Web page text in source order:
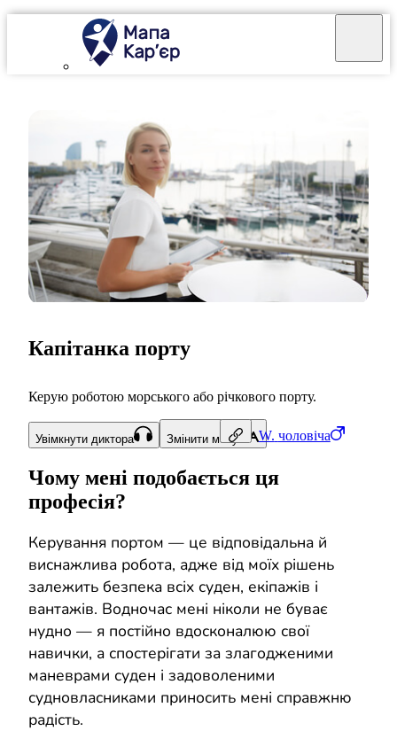
W. чоловіча
Капітанка порту
Керую роботою морського або річкового порту.
Увімкнути диктора Змінити мову
Чому мені подобається ця
професія?
Керування портом — це відповідальна й
виснажлива робота, адже від моїх рішень
залежить безпека всіх суден, екіпажів і
вантажів. Водночас мені ніколи не буває
нудно — я постійно вдосконалюю свої
навички, а спостерігати за злагодженими
маневрами суден і задоволеними
судновласниками приносить мені справжню
радість.